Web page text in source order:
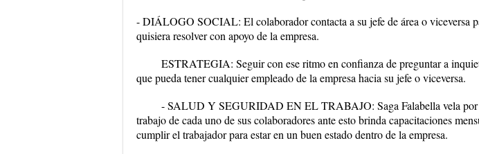
- DIÁLOGO SOCIAL: El colaborador contacta a su jefe de área o viceversa
quisiera resolver con apoyo de la empresa.
ESTRATEGIA: Seguir con ese ritmo en confianza de preguntar a
que pueda tener cualquier empleado de la empresa hacia su jefe o viceversa.
- SALUD Y SEGURIDAD EN EL TRABAJO: Saga Falabella vela por
trabajo de cada uno de sus colaboradores ante esto brinda capacitaciones
cumplir el trabajador para estar en un buen estado dentro de la empresa.